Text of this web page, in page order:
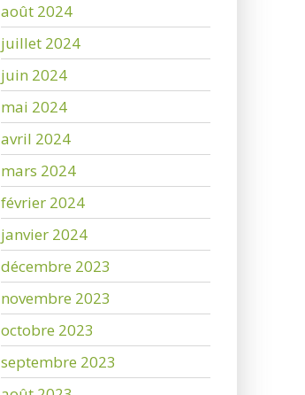
août 2024
juillet 2024
juin 2024
mai 2024
avril 2024
mars 2024
février 2024
janvier 2024
décembre 2023
novembre 2023
octobre 2023
septembre 2023